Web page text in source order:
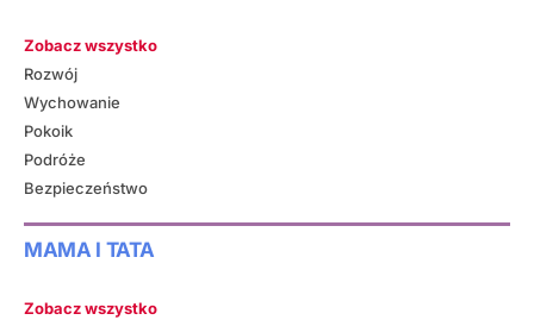
Zobacz wszystko
Rozwój
Wychowanie
Pokoik
Podróże
Bezpieczeństwo
MAMA I TATA
Zobacz wszystko